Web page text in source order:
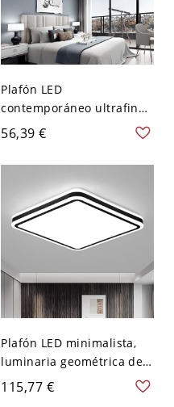
Plafón LED
contemporáneo ultrafino,
luminaria rectangular de
montaje al ras con marco
de acento dorado - 110 A
120 V 45,72 cm Blanco
56,39 €
Plafón LED minimalista,
luminaria geométrica de
perfil bajo - 110 A 120 V
40,64 cm Cuadro Blanco
115,77 €